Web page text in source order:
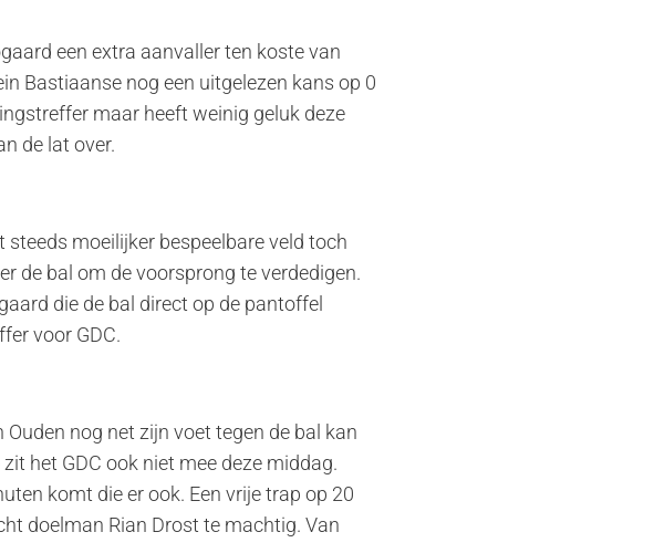
een extra aanvaller ten koste van
Bastiaanse nog een uitgelezen kans op 0
maar heeft weinig geluk deze
de lat over.
moeilijker bespeelbare veld toch
de bal om de voorsprong te verdedigen.
die de bal direct op de pantoffel
voor GDC.
nog net zijn voet tegen de bal kan
het GDC ook niet mee deze middag.
komt die er ook. Een vrije trap op 20
doelman Rian Drost te machtig. Van